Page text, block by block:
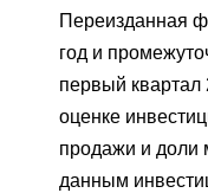
ООО
Переизданная
год и
первый квартал
оценке
продажи и доли
данным